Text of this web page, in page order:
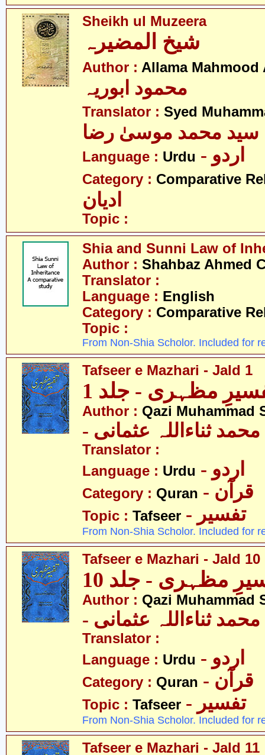
Sheikh ul Muzeera
شیخ المضیرہ
Author : Allama Mahmood
محمود ابوریہ
Translator : Syed
سید محمد موسیٰ رضا
Language : Urdu - اردو
Category : Comparative
ادیان
Topic :
Shia and Sunni Law of
Author : Shahbaz Ahmed
Translator :
Language : English
Category : Comparative
Topic :
From Non-Shia Scholor. Included for
Tafseer e Mazhari - Jald 1
مظہری - جلد 1
Author : Qazi Muhammad
ثناءاللہ عثمانی
Translator :
Language : Urdu - اردو
Category : Quran - قرآن
Topic : Tafseer - تفسیر
From Non-Shia Scholor. Included for
Tafseer e Mazhari - Jald 10
مظہری - جلد 10
Author : Qazi Muhammad
ثناءاللہ عثمانی
Translator :
Language : Urdu - اردو
Category : Quran - قرآن
Topic : Tafseer - تفسیر
From Non-Shia Scholor. Included for
Tafseer e Mazhari - Jald 11